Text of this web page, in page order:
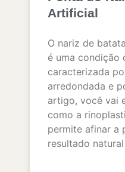
Artificial
O nariz de
é uma condição
caracterizada
arredondada e
artigo, você vai
como a
permite afinar a
resultado